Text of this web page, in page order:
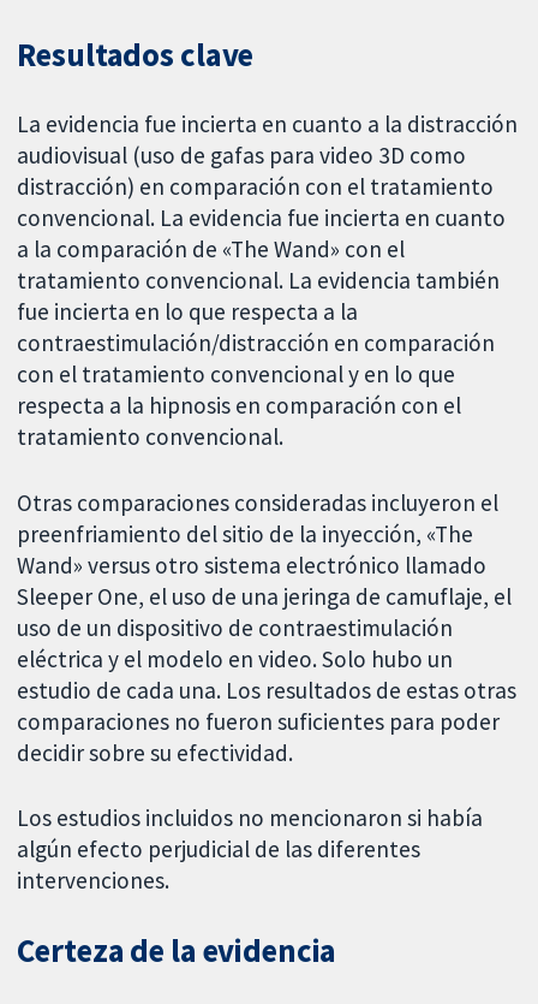
Resultados clave
La evidencia fue incierta en cuanto a la distracción
audiovisual (uso de gafas para video 3D como
distracción) en comparación con el tratamiento
convencional. La evidencia fue incierta en cuanto
a la comparación de «The Wand» con el
tratamiento convencional. La evidencia también
fue incierta en lo que respecta a la
contraestimulación/distracción en comparación
con el tratamiento convencional y en lo que
respecta a la hipnosis en comparación con el
tratamiento convencional.
Otras comparaciones consideradas incluyeron el
preenfriamiento del sitio de la inyección, «The
Wand» versus otro sistema electrónico llamado
Sleeper One, el uso de una jeringa de camuflaje, el
uso de un dispositivo de contraestimulación
eléctrica y el modelo en video. Solo hubo un
estudio de cada una. Los resultados de estas otras
comparaciones no fueron suficientes para poder
decidir sobre su efectividad.
Los estudios incluidos no mencionaron si había
algún efecto perjudicial de las diferentes
intervenciones.
Certeza de la evidencia